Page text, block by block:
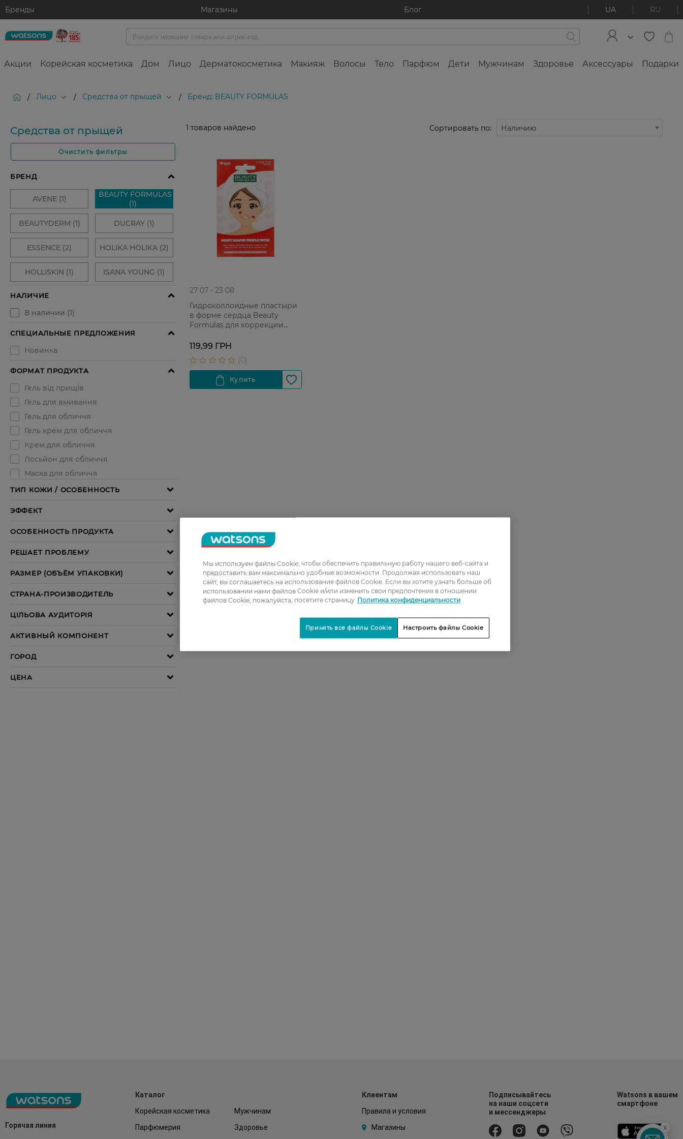
Бренды Магазины Блог UA RU
Акции Корейская косметика Дом Лицо Дерматокосметика Макияж Волосы Тело Парфюм Дети Мужчинам Здоровье Аксессуары Подарки
/ Лицо / Средства от прыщей / Бренд: BEAUTY FORMULAS
Средства от прыщей
Очистить фильтры
1 товаров найдено Сортировать по: Наличию
27 07 - 23 08
Гидроколлоидные пластыри
в форме сердца Beauty
Formulas для коррекции
119,99 ГРН
Горячая линия
Каталог
Корейская косметика
Мужчинам
Парфюмерия
Здоровье
Клиентам
Правила и условия
Магазины
Подписывайтесь
на наши соцсети
и мессенджеры
Watsons в вашем
смартфоне
x
Мы используем файлы Cookie, чтобы обеспечить правильную работу нашего веб-сайта и
предоставить вам максимально удобные возможности. Продолжая использовать наш
сайт, вы соглашаетесь на использование файлов Cookie. Если вы хотите узнать больше об
использовании нами файлов Cookie и/или изменить свои предпочтения в отношении
файлов Cookie, пожалуйста, посетите страницу Политика конфиденциальности
Настроить файлы Cookie
Принять все файлы Cookie